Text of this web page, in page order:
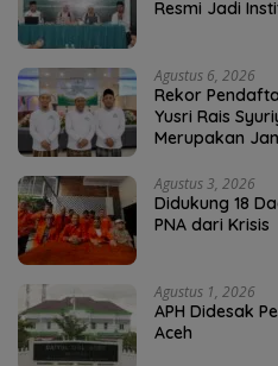
Resmi Jadi
Agustus 6, 2026
Rekor
Yusri Rais
Merupakan
Agustus 3, 2026
Didukung 18
PNA dari Krisis
Agustus 1, 2026
APH Didesak
Aceh